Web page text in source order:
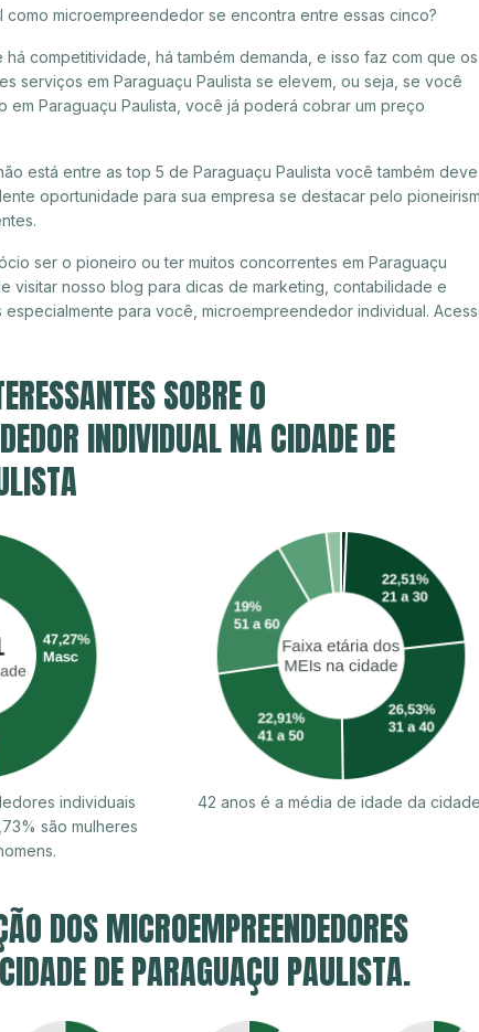
como microempreendedor se encontra entre essas cinco?
há competitividade, há também demanda, e isso faz com que os
serviços em Paraguaçu Paulista se elevem, ou seja, se você
em Paraguaçu Paulista, você já poderá cobrar um preço
está entre as top 5 de Paraguaçu Paulista você também deve
oportunidade para sua empresa se destacar pelo
ser o pioneiro ou ter muitos concorrentes em Paraguaçu
visitar nosso blog para dicas de marketing, contabilidade e
especialmente para você, microempreendedor individual.
SOBRE O
INDIVIDUAL NA CIDADE DE
individuais
são mulheres
42 anos é a média de idade da
DOS MICROEMPREENDEDORES
DE PARAGUAÇU PAULISTA.